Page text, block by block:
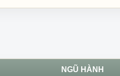
NGŨ HÀNH